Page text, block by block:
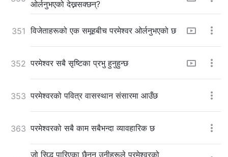
ओर्लनुभएको देख्नसक्छन्?
351 विजेताहरूको एक समूहबीच परमेश्‍वर ओर्लनुभएको छ
352 परमेश्‍वर सबै सृष्टिका प्रभु हुनुहुन्छ
353 परमेश्‍वरको पवित्र वासस्थान संसारमा आउँछ
363 परमेश्‍वरको सबै काम सबैभन्दा व्यावहारिक छ
जो सिद्ध पारिएका छैनन् उनीहरूले परमेश्‍वरको